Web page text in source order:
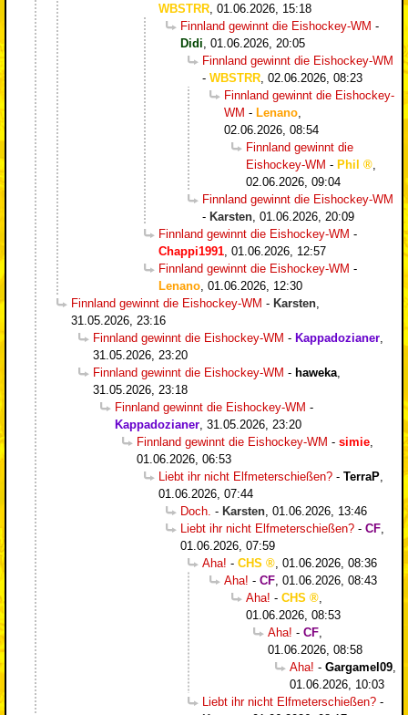
WBSTRR 01.06.2026, 15:18
Finnland gewinnt die Eishockey-WM -
Didi 01.06.2026, 20:05
Finnland gewinnt die Eishockey-WM
- WBSTRR 02.06.2026, 08:23
Finnland gewinnt die Eishockey-
WM - Lenano
02.06.2026, 08:54
Finnland gewinnt die
Eishockey-WM - Phil
02.06.2026, 09:04
Finnland gewinnt die Eishockey-WM
- Karsten 01.06.2026, 20:09
Finnland gewinnt die Eishockey-WM -
Chappi1991 01.06.2026, 12:57
Finnland gewinnt die Eishockey-WM -
Lenano 01.06.2026, 12:30
Finnland gewinnt die Eishockey-WM - Karsten
31.05.2026, 23:16
Finnland gewinnt die Eishockey-WM - Kappadozianer
31.05.2026, 23:20
Finnland gewinnt die Eishockey-WM - haweka
31.05.2026, 23:18
Finnland gewinnt die Eishockey-WM -
Kappadozianer 31.05.2026, 23:20
Finnland gewinnt die Eishockey-WM - simie
01.06.2026, 06:53
Liebt ihr nicht Elfmeterschießen? - TerraP
01.06.2026, 07:44
Doch. - Karsten 01.06.2026, 13:46
Liebt ihr nicht Elfmeterschießen? - CF
01.06.2026, 07:59
Aha! - CHS
01.06.2026, 08:36
Aha! - CF 01.06.2026, 08:43
Aha! - CHS
01.06.2026, 08:53
Aha! - CF
01.06.2026, 08:58
Aha! - Gargamel09
01.06.2026, 10:03
Liebt ihr nicht Elfmeterschießen? -